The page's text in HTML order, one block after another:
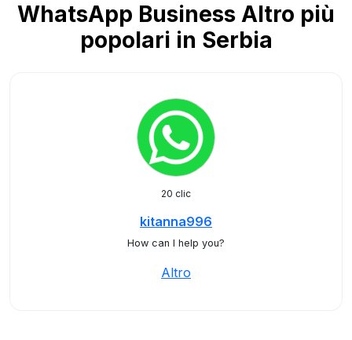
WhatsApp Business Altro più
popolari in Serbia
20 clic
kitanna996
How can I help you?
Altro